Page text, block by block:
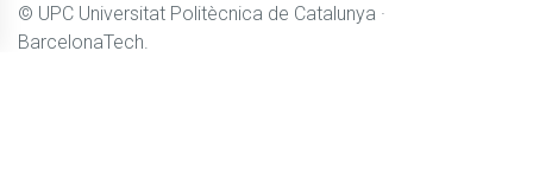
© UPC Universitat Politècnica de Catalunya ·
BarcelonaTech.